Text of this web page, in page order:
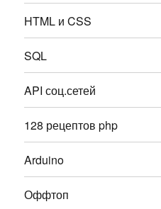
HTML и CSS
SQL
API соц.сетей
128 рецептов php
Arduino
Оффтоп